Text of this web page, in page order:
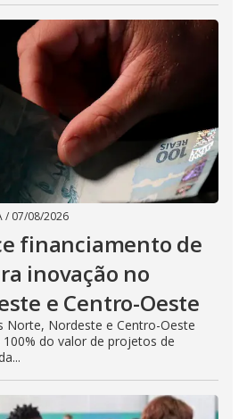
/ 07/08/2026
financiamento de
inovação no
e Centro-Oeste
Norte, Nordeste e Centro-Oeste
do valor de projetos de